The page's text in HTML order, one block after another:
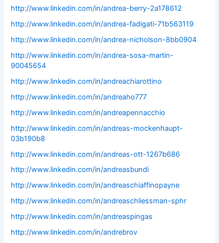
http://www.linkedin.com/in/andrea-berry-2a178612
http://www.linkedin.com/in/andrea-fadigati-71b563119
http://www.linkedin.com/in/andrea-nicholson-8bb0904
http://www.linkedin.com/in/andrea-sosa-martin-
90045654
http://www.linkedin.com/in/andreachiarottino
http://www.linkedin.com/in/andreaho777
http://www.linkedin.com/in/andreapennacchio
http://www.linkedin.com/in/andreas-mockenhaupt-
03b190b8
http://www.linkedin.com/in/andreas-ott-1267b686
http://www.linkedin.com/in/andreasbundi
http://www.linkedin.com/in/andreaschiaffinopayne
http://www.linkedin.com/in/andreaschliessman-sphr
http://www.linkedin.com/in/andreaspingas
http://www.linkedin.com/in/andrebrov